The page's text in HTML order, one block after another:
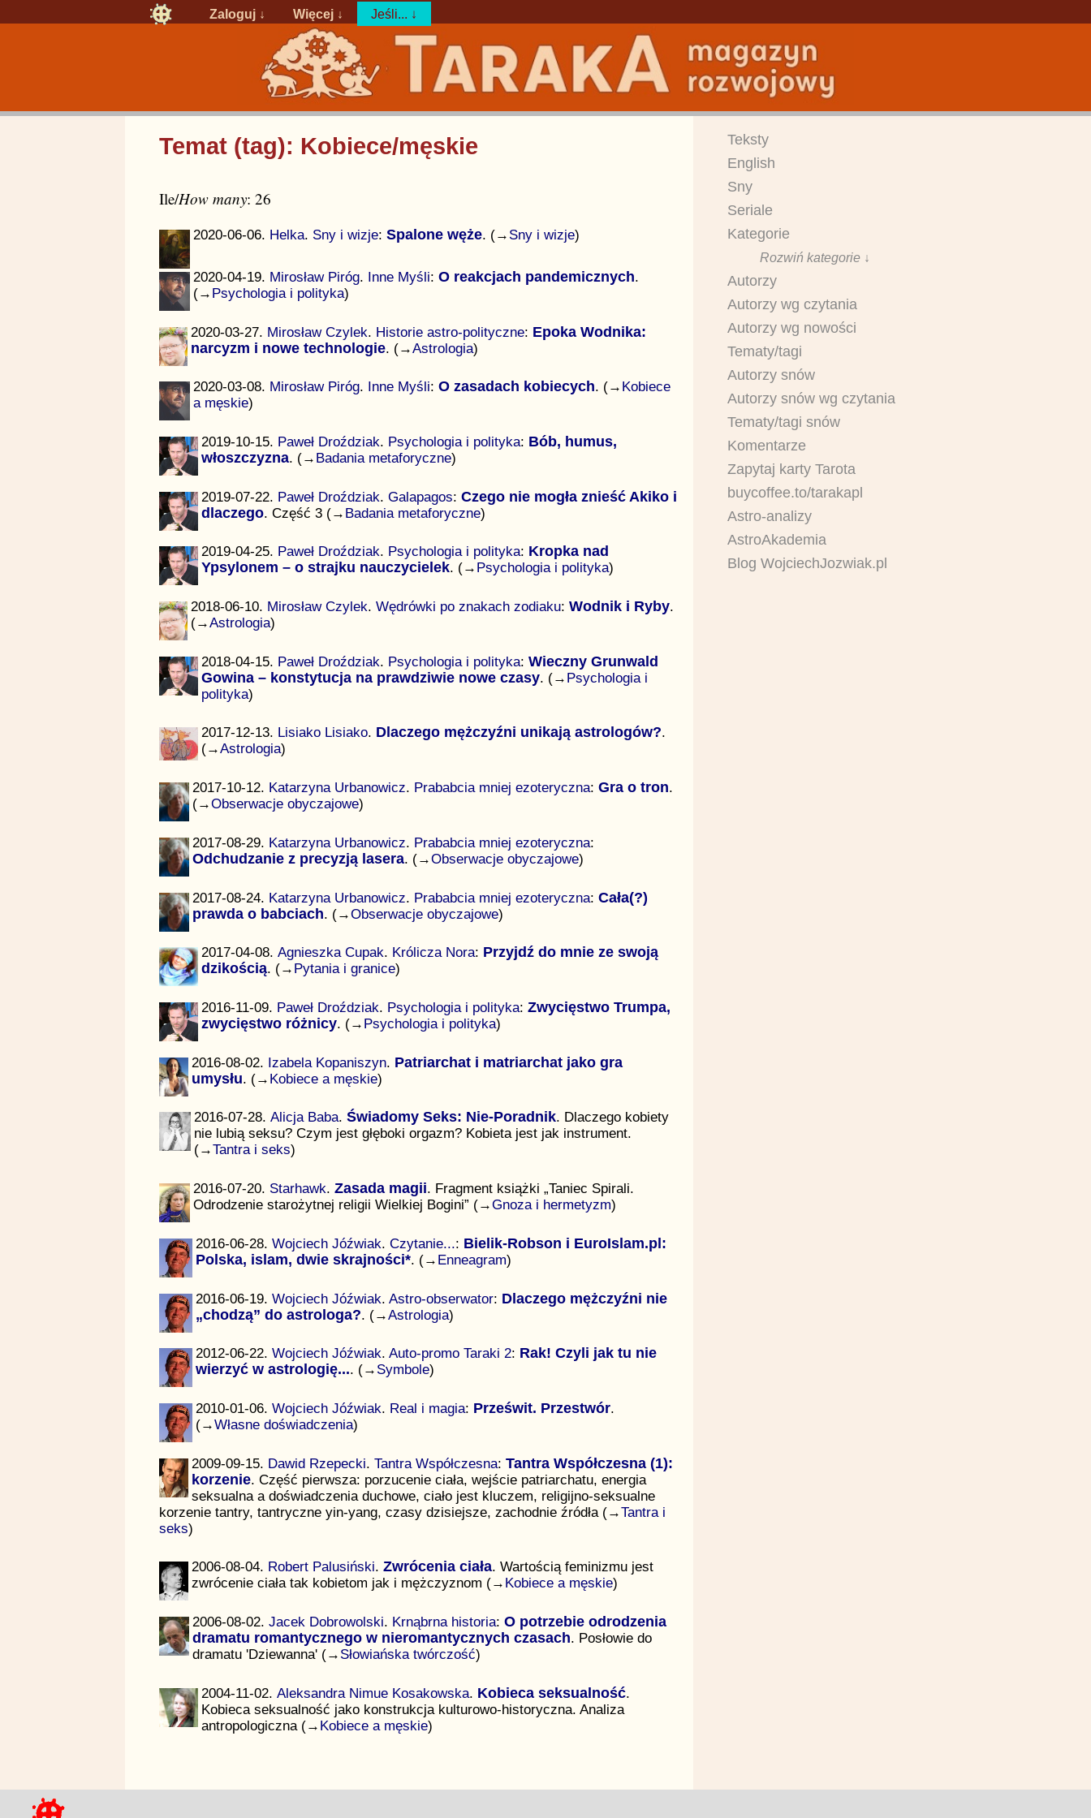
Zaloguj ↓ Więcej ↓ Jeśli... ↓
Temat (tag): Kobiece/męskie
Ile/How many: 26
2020-06-06. Helka. Sny i wizje: Spalone węże. (→ Sny i wizje)
2020-04-19. Mirosław Piróg. Inne Myśli:O reakcjach pandemicznych.
(→ Psychologia i polityka)
2020-03-27. Mirosław Czylek. Historie astro-polityczne: Epoka Wodnika:
narcyzm i nowe technologie. (→Astrologia)
2020-03-08. Mirosław Piróg. Inne Myśli:O zasadach kobiecych. (→ Kobiece
a męskie)
2019-10-15. Paweł Droździak. Psychologia i polityka: Bób, humus,
włoszczyzna. (→ Badania metaforyczne)
2019-07-22. Paweł Droździak. Galapagos: Czego nie mogła znieść Akiko i
dlaczego. Część 3 (→ Badania metaforyczne)
2019-04-25. Paweł Droździak. Psychologia i polityka: Kropka nad
Ypsylonem – o strajku nauczycielek. (→ Psychologia i polityka)
2018-06-10. Mirosław Czylek. Wędrówki po znakach zodiaku: Wodnik i Ryby.
(→Astrologia)
2018-04-15. Paweł Droździak. Psychologia i polityka: Wieczny Grunwald
Gowina – konstytucja na prawdziwie nowe czasy. (→ Psychologia i
polityka)
2017-12-13. Lisiako Lisiako. Dlaczego mężczyźni unikają astrologów?.
(→Astrologia)
2017-10-12. Katarzyna Urbanowicz. Prababcia mniej ezoteryczna: Gra o tron.
(→Obserwacje obyczajowe)
2017-08-29. Katarzyna Urbanowicz. Prababcia mniej ezoteryczna:
Odchudzanie z precyzją lasera. (→Obserwacje obyczajowe)
2017-08-24. Katarzyna Urbanowicz. Prababcia mniej ezoteryczna: Cała(?)
prawda o babciach. (→Obserwacje obyczajowe)
2017-04-08. Agnieszka Cupak. Królicza Nora: Przyjdź do mnie ze swoją
dzikością. (→ Pytania i granice)
2016-11-09. Paweł Droździak. Psychologia i polityka: Zwycięstwo Trumpa,
zwycięstwo różnicy. (→ Psychologia i polityka)
2016-08-02. Izabela Kopaniszyn. Patriarchat i matriarchat jako gra
umysłu. (→ Kobiece a męskie)
2016-07-28.Alicja Baba.Świadomy Seks: Nie-Poradnik. Dlaczego kobiety
nie lubią seksu? Czym jest głęboki orgazm? Kobieta jest jak instrument.
(→Tantra i seks)
2016-07-20. Starhawk. Zasada magii. Fragment książki „Taniec Spirali.
Odrodzenie starożytnej religii Wielkiej Bogini” (→Gnoza i hermetyzm)
2016-06-28.Wojciech Jóźwiak.Czytanie...: Bielik-Robson i EuroIslam.pl:
Polska, islam, dwie skrajności*. (→ Enneagram)
2016-06-19.Wojciech Jóźwiak.Astro-obserwator: Dlaczego mężczyźni nie
„chodzą” do astrologa?. (→Astrologia)
2012-06-22.Wojciech Jóźwiak.Auto-promo Taraki 2: Rak! Czyli jak tu nie
wierzyć w astrologię.... (→ Symbole)
2010-01-06.Wojciech Jóźwiak. Real i magia: Prześwit. Przestwór.
(→Własne doświadczenia)
2009-09-15. Dawid Rzepecki. Tantra Współczesna: Tantra Współczesna (1):
korzenie. Część pierwsza: porzucenie ciała, wejście patriarchatu, energia
seksualna a doświadczenia duchowe, ciało jest kluczem, religijno-seksualne
korzenie tantry, tantryczne yin-yang, czasy dzisiejsze, zachodnie źródła (→Tantra i
seks)
2006-08-04. Robert Palusiński. Zwrócenia ciała. Wartością feminizmu jest
zwrócenie ciała tak kobietom jak i mężczyznom (→ Kobiece a męskie)
2006-08-02. Jacek Dobrowolski. Krnąbrna historia: O potrzebie odrodzenia
dramatu romantycznego w nieromantycznych czasach. Posłowie do
dramatu 'Dziewanna' (→ Słowiańska twórczość)
2004-11-02. Aleksandra Nimue Kosakowska. Kobieca seksualność.
Kobieca seksualność jako konstrukcja kulturowo-historyczna. Analiza
antropologiczna (→ Kobiece a męskie)
Teksty
English
Sny
Seriale
Kategorie
Rozwiń kategorie ↓
Autorzy
Autorzy wg czytania
Autorzy wg nowości
Tematy/tagi
Autorzy snów
Autorzy snów wg czytania
Tematy/tagi snów
Komentarze
Zapytaj karty Tarota
buycoffee.to/tarakapl
Astro-analizy
AstroAkademia
Blog WojciechJozwiak.pl